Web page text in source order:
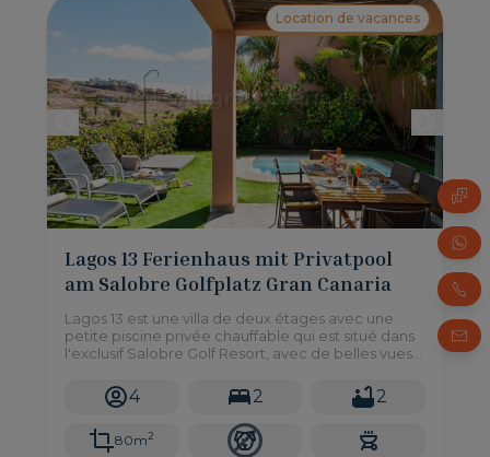
Location de vacances
Lagos 13 Ferienhaus mit Privatpool
am Salobre Golfplatz Gran Canaria
Lagos 13 est une villa de deux étages avec une
petite piscine privée chauffable qui est situé dans
l'exclusif Salobre Golf Resort, avec de belles vues
4 2 2
80m2